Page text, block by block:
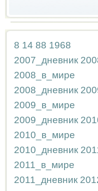
8 14 88 1968
2007_дневник
2008_в_мире
2008_дневник
2009_в_мире
2009_дневник
2010_в_мире
2010_дневник
2011_в_мире
2011_дневник